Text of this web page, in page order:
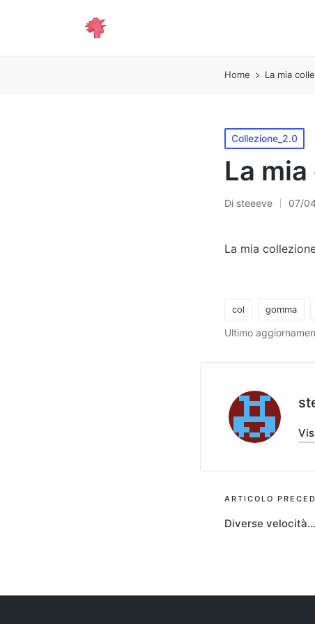
Home La mia
Pubblicato
in
Collezione_2.0
La
Pubblicato
Di steeeve 07/
La mia
col gomma
Ultimo
articoli
ARTICOLO
Diverse velocità…